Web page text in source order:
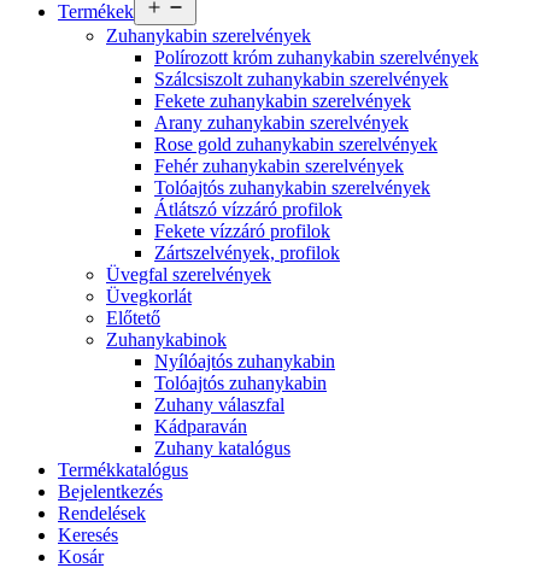
Termékek
megnyitása
Zuhanykabin szerelvények
Polírozott króm zuhanykabin szerelvények
Szálcsiszolt zuhanykabin szerelvények
Fekete zuhanykabin szerelvények
Arany zuhanykabin szerelvények
Rose gold zuhanykabin szerelvények
Fehér zuhanykabin szerelvények
Tolóajtós zuhanykabin szerelvények
Átlátszó vízzáró profilok
Fekete vízzáró profilok
Zártszelvények, profilok
Üvegfal szerelvények
Üvegkorlát
Előtető
Zuhanykabinok
Nyílóajtós zuhanykabin
Tolóajtós zuhanykabin
Zuhany válaszfal
Kádparaván
Zuhany katalógus
Termékkatalógus
Bejelentkezés
Rendelések
Keresés
Kosár